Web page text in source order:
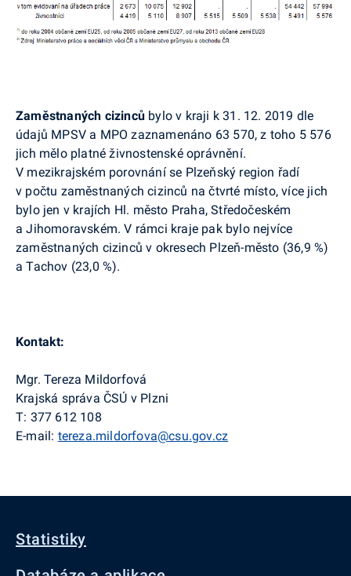
Zaměstnaných cizinců bylo v kraji k 31. 12. 2019 dle
údajů MPSV a MPO zaznamenáno 63 570, z toho 5 576
jich mělo platné živnostenské oprávnění.
V mezikrajském porovnání se Plzeňský region řadí
v počtu zaměstnaných cizinců na čtvrté místo, více jich
bylo jen v krajích Hl. město Praha, Středočeském
a Jihomoravském. V rámci kraje pak bylo nejvíce
zaměstnaných cizinců v okresech Plzeň-město (36,9 %)
a Tachov (23,0 %).
Kontakt:
Mgr. Tereza Mildorfová
Krajská správa ČSÚ v Plzni
T: 377 612 108
E-mail: tereza.mildorfova@csu.gov.cz
Statistiky